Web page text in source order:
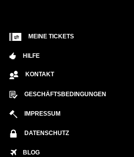
MEINE TICKETS
HILFE
KONTAKT
GESCHÄFTSBEDINGUNGEN
IMPRESSUM
DATENSCHUTZ
BLOG